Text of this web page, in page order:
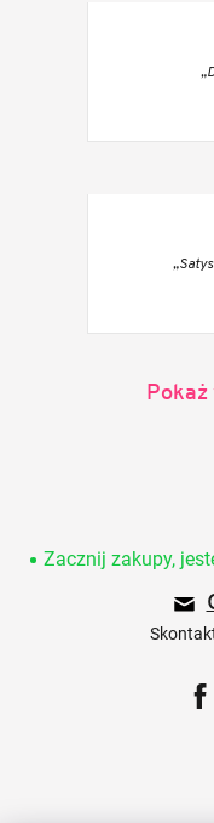
Zacznij zakupy,